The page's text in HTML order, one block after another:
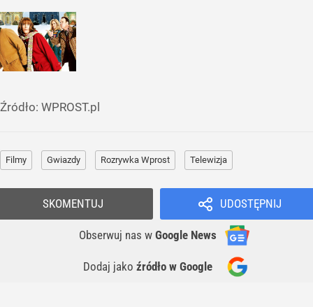
Źródło: WPROST.pl
Filmy Gwiazdy Rozrywka Wprost Telewizja
UDOSTĘPNIJ
Obserwuj nas w Google News
Dodaj jako źródło w Google
SKOMENTUJ